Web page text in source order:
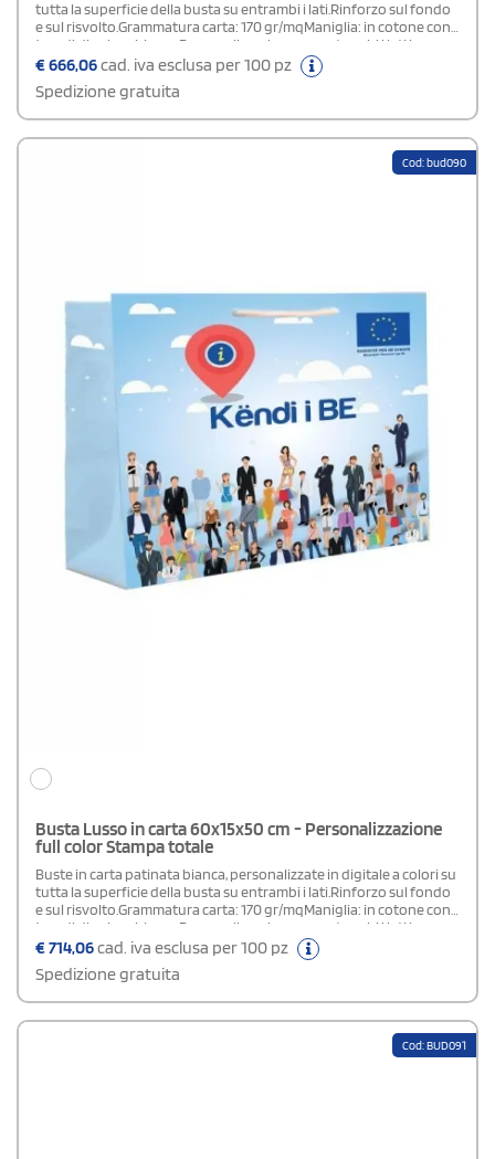
tutta la superficie della busta su entrambi i lati.Rinforzo sul fondo
e sul risvolto.Grammatura carta: 170 gr/mqManiglia: in cotone con
4 nodi di colore biancoPersonalizzazione: su entrambi i lati in
quadricromia.Area di stampa: stampa totale (su tutta la superficie
della busta)Plastificazione: lucida o opacaIn fase d' ordine
specificare nel campo "note di stampa" la tipologia di
plastificazione scelta.
€666,06cad. iva esclusa per 100 pz
Spedizione gratuita
Cod: bud090
Busta Lusso in carta 60x15x50 cm - Personalizzazione
full color Stampa totale
Buste in carta patinata bianca, personalizzate in digitale a colori su
tutta la superficie della busta su entrambi i lati.Rinforzo sul fondo
e sul risvolto.Grammatura carta: 170 gr/mqManiglia: in cotone con
4 nodi di colore biancoPersonalizzazione: su entrambi i lati in
quadricromia.Area di stampa: stampa totale (su tutta la superficie
della busta)Plastificazione: lucida o opacaIn fase d' ordine
specificare nel campo "note di stampa" la tipologia di
plastificazione scelta.
€714,06cad. iva esclusa per 100 pz
Spedizione gratuita
Cod: BUD091